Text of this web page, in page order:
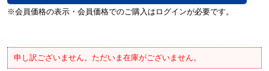
申し訳ございません。ただいま在庫がございません。